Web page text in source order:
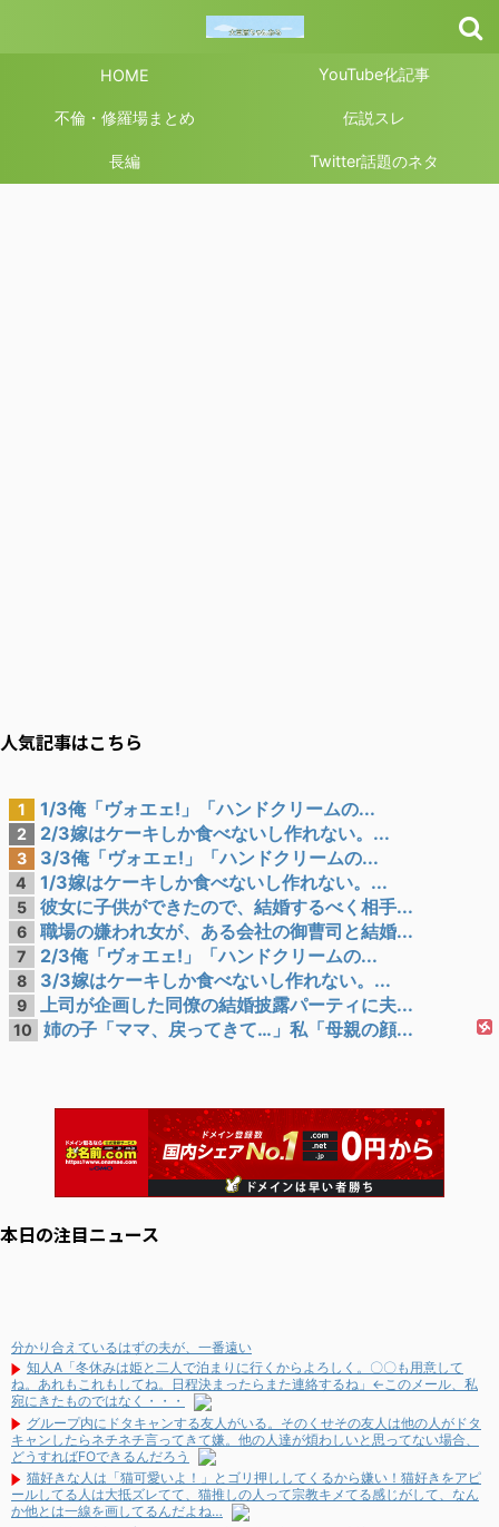
HOME YouTube化記事
不倫・修羅場まとめ 伝説スレ
長編 Twitter話題のネタ
人気記事はこちら
1 1/3俺「ヴォエェ!」「ハンドクリームの...
2 2/3嫁はケーキしか食べないし作れない。...
3 3/3俺「ヴォエェ!」「ハンドクリームの...
4 1/3嫁はケーキしか食べないし作れない。...
5 彼女に子供ができたので、結婚するべく相手...
6 職場の嫌われ女が、ある会社の御曹司と結婚...
7 2/3俺「ヴォエェ!」「ハンドクリームの...
8 3/3嫁はケーキしか食べないし作れない。...
9 上司が企画した同僚の結婚披露パーティに夫...
10 姉の子「ママ、戻ってきて…」私「母親の顔...
本日の注目ニュース
分かり合えているはずの夫が、一番遠い
知人A「冬休みは姫と二人で泊まりに行くからよろしく。〇〇も用意して
ね。あれもこれもしてね。日程決まったらまた連絡するね」←このメール、私
宛にきたものではなく・・・
グループ内にドタキャンする友人がいる。そのくせその友人は他の人がドタ
キャンしたらネチネチ言ってきて嫌。他の人達が煩わしいと思ってない場合、
どうすればFOできるんだろう
猫好きな人は「猫可愛いよ！」とゴリ押ししてくるから嫌い！猫好きをアピ
ールしてる人は大抵ズレてて、猫推しの人って宗教キメてる感じがして、なん
か他とは一線を画してるんだよね…